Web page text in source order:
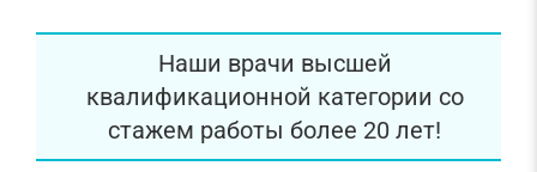
Наши врачи высшей
квалификационной категории со
стажем работы более 20 лет!